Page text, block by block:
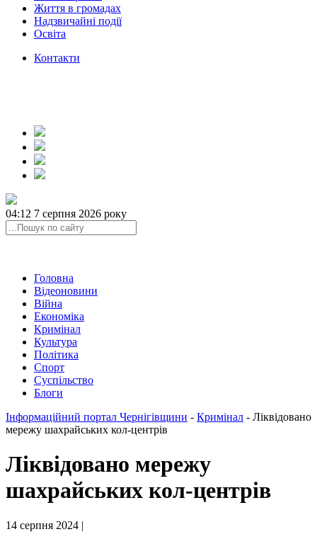
Життя в громадах
Надзвичайні події
Освіта
Контакти
04:12 7 серпня 2026 року
Головна
Відеоновини
Війна
Економіка
Кримінал
Культура
Політика
Спорт
Суспільство
Блоги
Інформаційний портал Чернігівщини - Кримінал - Ліквідовано
мережу шахрайських кол-центрів
Ліквідовано мережу
шахрайських кол-центрів
14 серпня 2024 |